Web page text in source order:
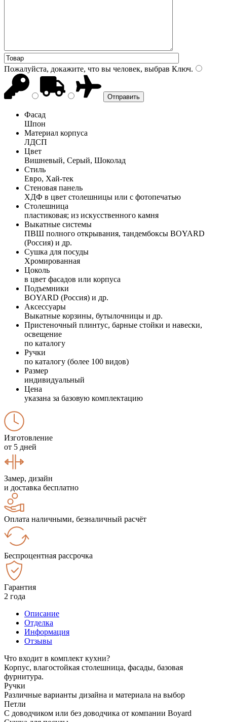
Пожалуйста, докажите, что вы человек, выбрав Ключ.
Фасад
Шпон
Материал корпуса
ЛДСП
Цвет
Вишневый, Серый, Шоколад
Стиль
Евро, Хай-тек
Стеновая панель
ХДФ в цвет столешницы или с фотопечатью
Столешница
пластиковая; из искусственного камня
Выкатные системы
ПВШ полного открывания, тандембоксы BOYARD
(Россия) и др.
Сушка для посуды
Хромированная
Цоколь
в цвет фасадов или корпуса
Подъемники
BOYARD (Россия) и др.
Аксессуары
Выкатные корзины, бутылочницы и др.
Пристеночный плинтус, барные стойки и навески,
освещение
по каталогу
Ручки
по каталогу (более 100 видов)
Размер
индивидуальный
Цена
указана за базовую комплектацию
Изготовление
от 5 дней
Замер, дизайн
и доставка бесплатно
Оплата наличными, безналичный расчёт
Беспроцентная рассрочка
Гарантия
2 года
Описание
Отделка
Информация
Отзывы
Что входит в комплект кухни?
Корпус, влагостойкая столешница, фасады, базовая
фурнитура.
Ручки
Различные варианты дизайна и материала на выбор
Петли
С доводчиком или без доводчика от компании Boyard